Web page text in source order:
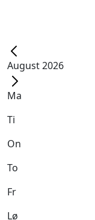
August 2026
Ma
Ti
On
To
Fr
Lø